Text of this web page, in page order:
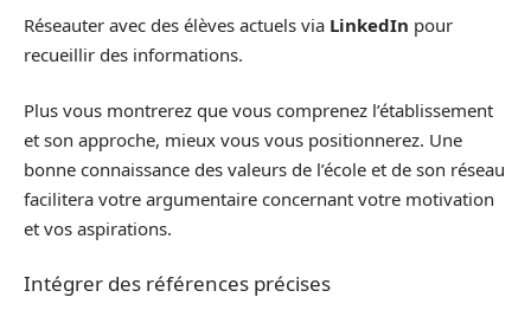
Réseauter avec des élèves actuels via LinkedIn pour
recueillir des informations.
Plus vous montrerez que vous comprenez l’établissement
et son approche, mieux vous vous positionnerez. Une
bonne connaissance des valeurs de l’école et de son réseau
facilitera votre argumentaire concernant votre motivation
et vos aspirations.
Intégrer des références précises